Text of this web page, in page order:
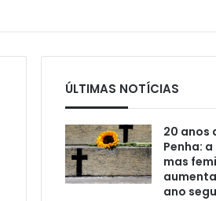
ÚLTIMAS NOTÍCIAS
20 anos
Penha:
mas
ano